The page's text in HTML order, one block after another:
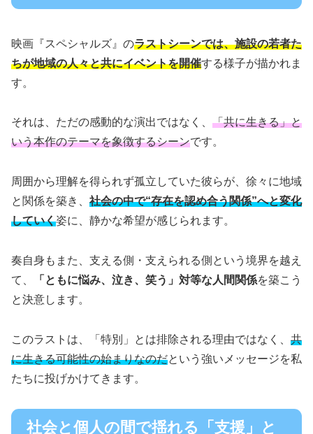
映画『スペシャルズ』のラストシーンでは、施設の若者た
ちが地域の人々と共にイベントを開催する様子が描かれま
す。
それは、ただの感動的な演出ではなく、 「共に生きる」と
いう本作のテーマを象徴するシーンです。
周囲から理解を得られず孤立していた彼らが、徐々に地域
と関係を築き、 社会の中で“存在を認め合う関係”へと変化
していく姿に、静かな希望が感じられます。
奏自身もまた、支える側・支えられる側という境界を越え
て、
「ともに悩み、泣き、笑う」対等な人間関係を築こう
と決意します。
このラストは、「特別」とは排除される理由ではなく、 共
に生きる可能性の始まりなのだという強いメッセージを私
たちに投げかけてきます。
社会と個人の間で揺れる「支援」と